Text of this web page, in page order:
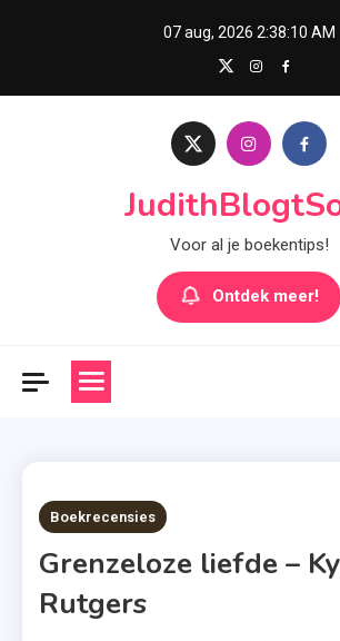
07 aug, 2026 2:38:11 AM
Voor al je boekentips!
Ontdek meer!
8 MINS READ
Boekrecensies
Grenzeloze liefde –
Rutgers